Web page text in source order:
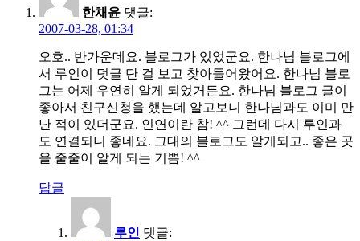
한채윤 댓글:
2007-03-28, 01:34
오호.. 반가운데요. 블로그가 있었군요. 한나님 블로그에
서 루인이 덧글 단 걸 보고 찾아들어왔어요. 한나님 블로
그는 어제 우연히 알게 되었거든요. 한나님 블로그 글이
좋아서 친구신청을 했는데 알고보니 한나님과도 이미 만
난 적이 있더군요. 인연이란 참! ^^ 그런데 다시 루인과
도 연결되니 좋네요. 그대의 블로그도 알게되고.. 좋은 곳
을 줄줄이 알게 되는 기쁨! ^^
답글
루인 댓글: